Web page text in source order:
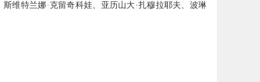
维特兰娜·克留奇科娃、亚历山大·扎穆拉耶夫、波琳